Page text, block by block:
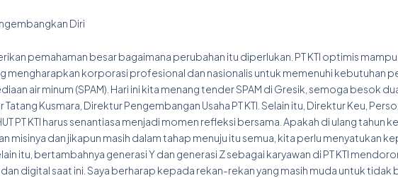
Diri
pemahaman besar bagaimana perubahan itu diperlukan. PT KTI optimis
mengharapkan korporasi profesional dan nasionalis untuk memenuhi kebutuhan
air minum (SPAM). Hari ini kita menang tender SPAM di Gresik, semoga besok
Kusmara, Direktur Pengembangan Usaha PT KTI. Selain itu, Direktur Keu,
PT KTI harus senantiasa menjadi momen refleksi bersama. Apakah di ulang tahun
misinya dan jikapun masih dalam tahap menuju itu semua, kita perlu menyatukan
itu, bertambahnya generasi Y dan generasi Z sebagai karyawan di PT KTI
digital saat ini. Saya berharap kepada rekan-rekan yang masih muda untuk tidak